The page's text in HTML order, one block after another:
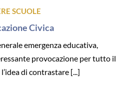
SCUOLE
Civica
emergenza educativa,
provocazione per tutto il
di contrastare [...]